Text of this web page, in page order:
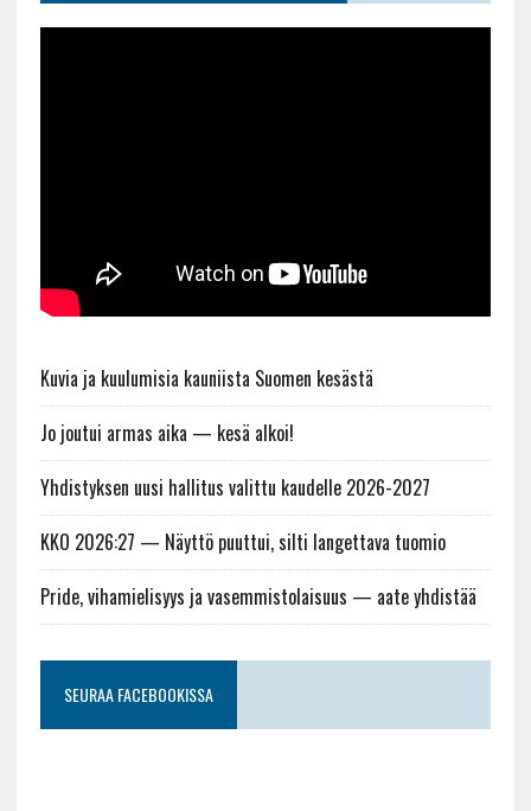
Kuvia ja kuulumisia kauniista Suomen kesästä
Jo joutui armas aika — kesä alkoi!
Yhdistyksen uusi hallitus valittu kaudelle 2026-2027
KKO 2026:27 — Näyttö puuttui, silti langettava tuomio
Pride, vihamielisyys ja vasemmistolaisuus — aate yhdistää
SEURAA FACEBOOKISSA